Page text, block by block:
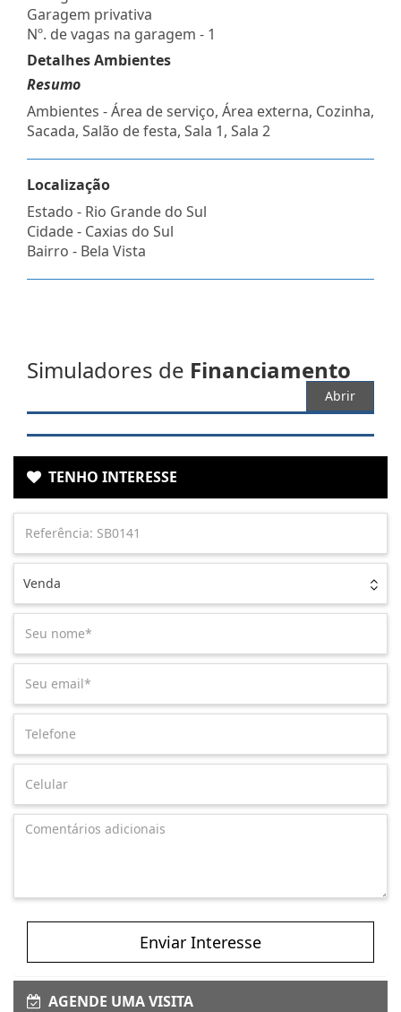
Garagem privativa
Nº. de vagas na garagem - 1
Detalhes Ambientes
Resumo
Ambientes - Área de serviço, Área externa, Cozinha,
Sacada, Salão de festa, Sala 1, Sala 2
Localização
Estado - Rio Grande do Sul
Cidade - Caxias do Sul
Bairro - Bela Vista
Simuladores de Financiamento
Abrir
TENHO INTERESSE
Venda
Enviar Interesse
AGENDE UMA VISITA